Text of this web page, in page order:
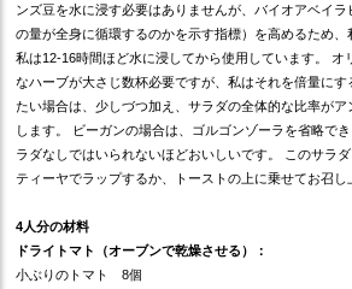
ンズ豆を水に浸す必要はありませんが、バイオアベイ
の量が全身に循環するのかを示す指標）を高めるため、
私は12-16時間ほど水に浸してから使用しています。 オ
なハーブが大さじ数杯必要ですが、私はそれを倍量にす
たい場合は、少しづつ加え、サラダの全体的な比率が
します。 ビーガンの場合は、ゴルゴンゾーラを省略で
ラダなしではいられないほどおいしいです。 このサラ
ティーヤでラップするか、トーストの上に乗せてお召し
4人分の材料
ドライトマト（オーブンで乾燥させる）：
小ぶりのトマト 8個